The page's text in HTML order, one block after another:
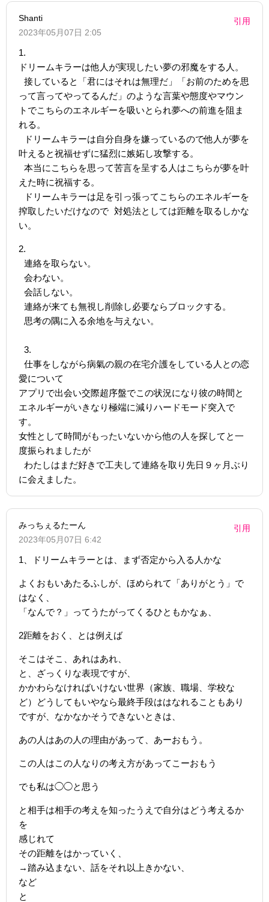
Shanti
2023年05月07日 2:05
引用
1.
ドリームキラーは他人が実現したい夢の邪魔をする人。
接していると「君にはそれは無理だ」「お前のためを思
って言ってやってるんだ」のような言葉や態度やマウン
トでこちらのエネルギーを吸いとられ夢への前進を阻ま
れる。
ドリームキラーは自分自身を嫌っているので他人が夢を
叶えると祝福せずに猛烈に嫉妬し攻撃する。
本当にこちらを思って苦言を呈する人はこちらが夢を叶
えた時に祝福する。
ドリームキラーは足を引っ張ってこちらのエネルギーを
搾取したいだけなので 対処法としては距離を取るしかな
い。
2.
連絡を取らない。
会わない。
会話しない。
連絡が来ても無視し削除し必要ならブロックする。
思考の隅に入る余地を与えない。
3.
仕事をしながら病氣の親の在宅介護をしている人との恋
愛について
アプリで出会い交際超序盤でこの状況になり彼の時間と
エネルギーがいきなり極端に減りハードモード突入で
す。
女性として時間がもったいないから他の人を探してと一
度振られましたが
わたしはまだ好きで工夫して連絡を取り先日９ヶ月ぶり
に会えました。
みっちぇるたーん
2023年05月07日 6:42
引用
1、ドリームキラーとは、まず否定から入る人かな
よくおもいあたるふしが、ほめられて「ありがとう」で
はなく、
「なんで？」ってうたがってくるひともかなぁ、
2距離をおく、とは例えば
そこはそこ、あれはあれ、
と、ざっくりな表現ですが、
かかわらなければいけない世界（家族、職場、学校な
ど）どうしてもいやなら最終手段ははなれることもあり
ですが、なかなかそうできないときは、
あの人はあの人の理由があって、あーおもう。
この人はこの人なりの考え方があってこーおもう
でも私は◯◯と思う
と相手は相手の考えを知ったうえで自分はどう考えるか
を
感じれて
その距離をはかっていく、
→踏み込まない、話をそれ以上きかない、
など
と